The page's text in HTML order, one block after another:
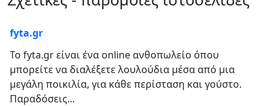
fyta.gr
Το fyta.gr είναι ένα online ανθοπωλείο όπου
μπορείτε να διαλέξετε λουλούδια μέσα από μια
μεγάλη ποικιλία, για κάθε περίσταση και γούστο.
Παραδόσεις...